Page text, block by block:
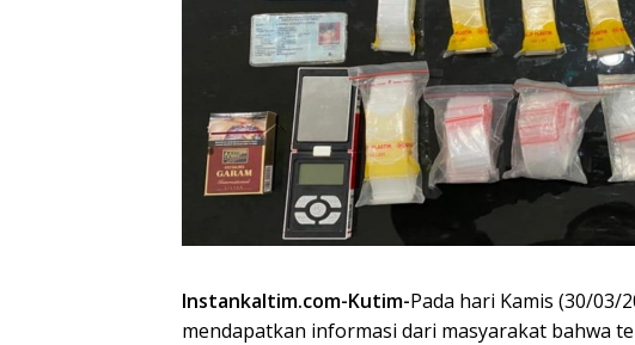
Instankaltim.com-Kutim-Pada hari Kamis (30/03/
mendapatkan informasi dari masyarakat bahwa